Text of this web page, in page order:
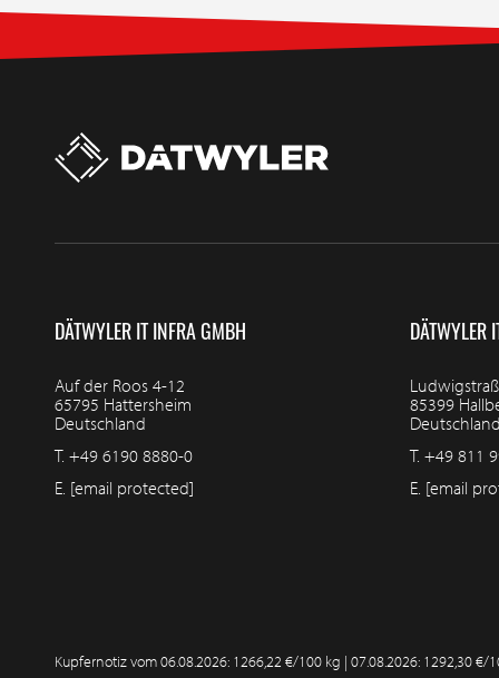
DÄTWYLER IT INFRA GMBH
Auf der Roos 4-12
65795 Hattersheim
Deutschland
T. +49 6190 8880-0
E. [email protected]
DÄTWYLER
85399
T. +49 811
E. [email
Kupfernotiz vom06.08.2026: 1266,22 €/100 kg | 07.08.2026: 1292,30 €/